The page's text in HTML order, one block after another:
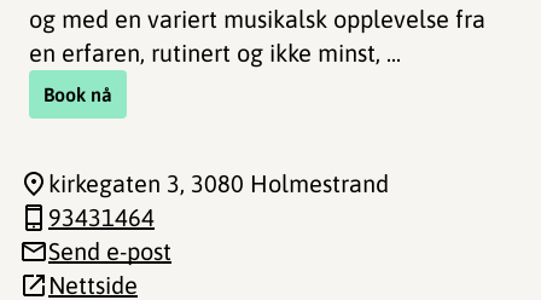
og med en variert musikalsk opplevelse fra
en erfaren, rutinert og ikke minst, ...
Book nå
kirkegaten 3, 3080 Holmestrand
93431464
Send e-post
Nettside